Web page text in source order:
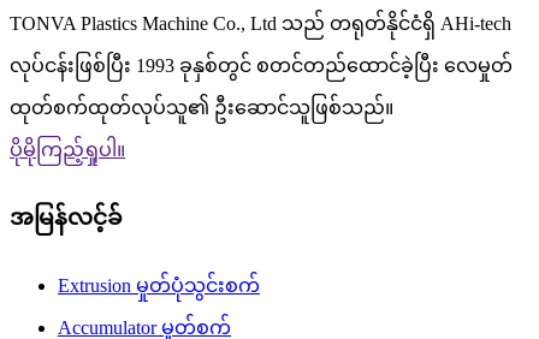
TONVA Plastics Machine Co., Ltd သည် တရုတ်နိုင်ငံရှိ AHi-tech
လုပ်ငန်းဖြစ်ပြီး 1993 ခုနှစ်တွင် စတင်တည်ထောင်ခဲ့ပြီး လေမှုတ်
ထုတ်စက်ထုတ်လုပ်သူ၏ ဦးဆောင်သူဖြစ်သည်။
ပိုမိုကြည့်ရှုပါ။
အမြန်လင့်ခ်
Extrusion မှုတ်ပုံသွင်းစက်
Accumulator မှုတ်စက်